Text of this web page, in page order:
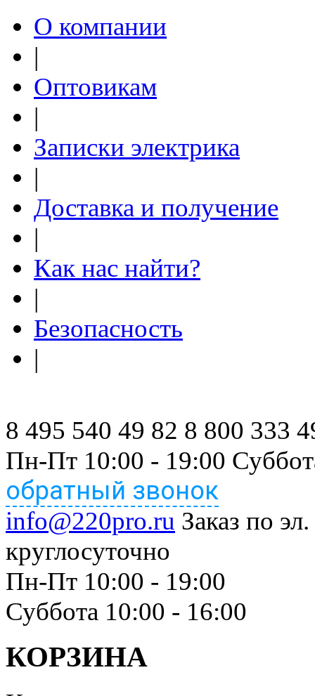
О компании
|
Оптовикам
|
Записки электрика
|
Доставка и получение
|
Как нас найти?
|
Безопасность
|
8 495 540 49 82 8 800 333
Пн-Пт 10:00 - 19:00
обратный звонок
info@220pro.ru Заказ по
круглосуточно
Пн-Пт 10:00 - 19:00
Суббота 10:00 - 16:00
КОРЗИНА